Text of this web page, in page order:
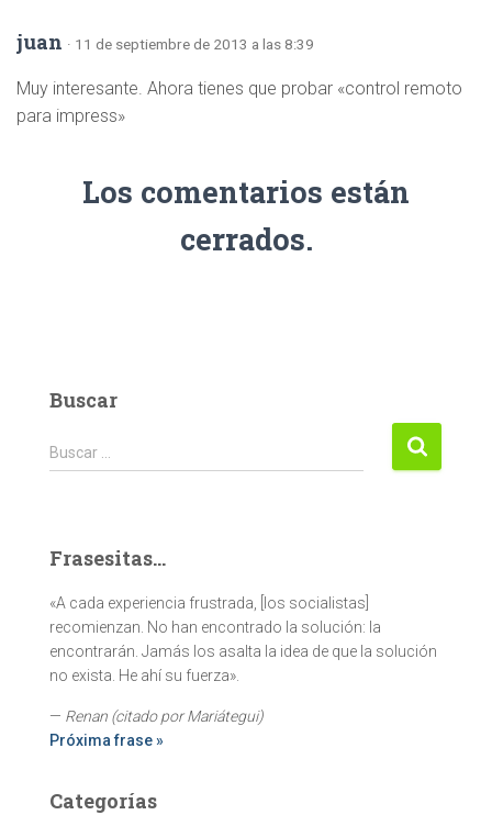
juan · 11 de septiembre de 2013 a las 8:39
Muy interesante. Ahora tienes que probar «control remoto
para impress»
Los comentarios están
cerrados.
Buscar
Buscar:
Buscar …
Frasesitas...
«A cada experiencia frustrada, [los socialistas]
recomienzan. No han encontrado la solución: la
encontrarán. Jamás los asalta la idea de que la solución
no exista. He ahí su fuerza».
— Renan (citado por Mariátegui)
Próxima frase »
Categorías